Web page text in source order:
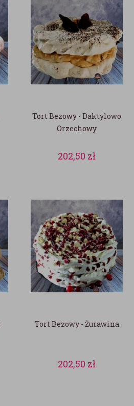
Tort Bezowy - Daktylowo
Orzechowy
202,50 zł
Tort Bezowy - Żurawina
202,50 zł